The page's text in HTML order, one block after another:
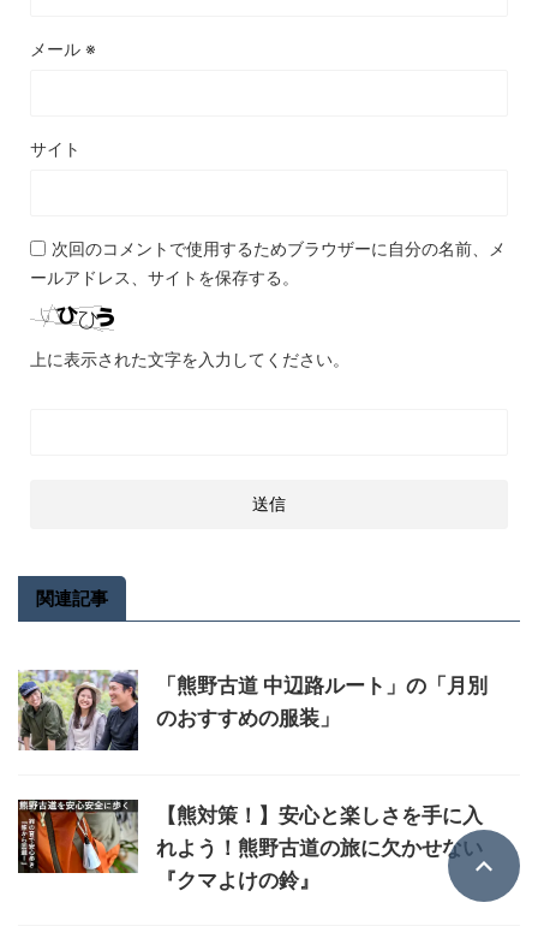
メール ※
サイト
次回のコメントで使用するためブラウザーに自分の名前、メ
ールアドレス、サイトを保存する。
上に表示された文字を入力してください。
関連記事
「熊野古道 中辺路ルート」の「月別
のおすすめの服装」
【熊対策！】安心と楽しさを手に入
れよう！熊野古道の旅に欠かせない
『クマよけの鈴』